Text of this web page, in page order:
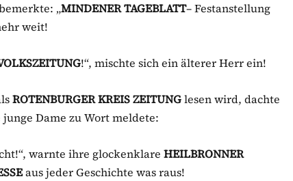
„MINDENER TAGEBLATT– Festanstellung
weit!
!“, mischte sich ein älterer Herr ein!
ROTENBURGER KREIS ZEITUNGlesen wird, dachte
Dame zu Wort meldete:
warnte ihre glockenklare HEILBRONNER
aus jeder Geschichte was raus!